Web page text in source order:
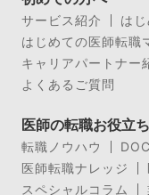
サービス紹介
は
はじめての医師転職
キャリアパートナー
よくあるご質問
医師の転職お役立
転職ノウハウ
医師転職ナレッジ
スペシャルコラム